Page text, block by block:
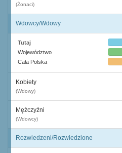
(Żonaci)
Wdowcy/Wdowy
Tutaj
Województwo
Cała Polska
Kobiety
(Wdowy)
Mężczyźni
(Wdowcy)
Rozwiedzeni/Rozwiedzione